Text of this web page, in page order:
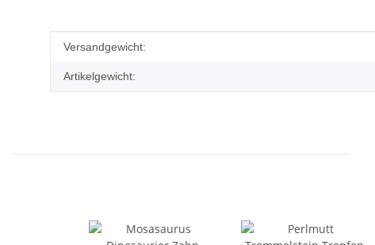
Produkteigenschaft
Wert
Versandgewicht:
Artikelgewicht: